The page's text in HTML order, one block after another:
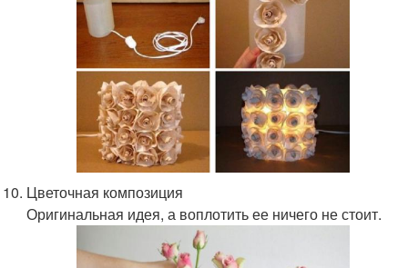
Цветочная композиция
Оригинальная идея, а воплотить ее ничего не стоит.